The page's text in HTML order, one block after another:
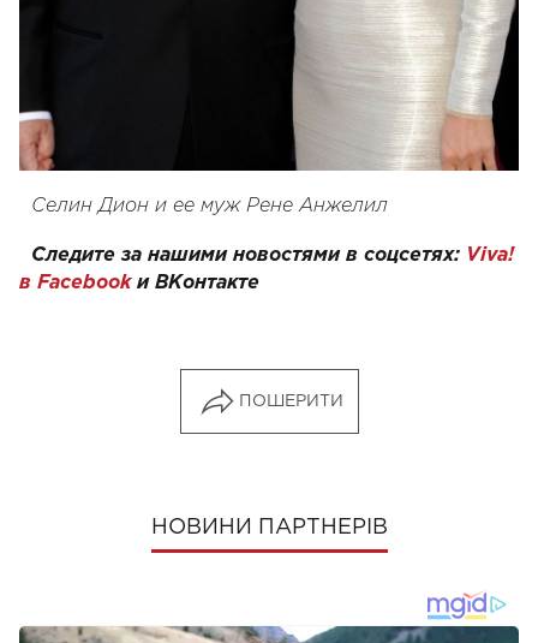
Селин Дион и ее муж Рене Анжелил
Следите за нашими новостями в соцсетях: Viva!
в Facebookи ВКонтакте
ПОШЕРИТИ
НОВИНИ ПАРТНЕРІВ